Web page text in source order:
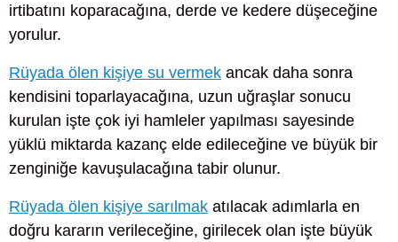
irtibatını koparacağına, derde ve kedere düşeceğine
yorulur.
Rüyada ölen kişiye su vermek ancak daha sonra
kendisini toparlayacağına, uzun uğraşlar sonucu
kurulan işte çok iyi hamleler yapılması sayesinde
yüklü miktarda kazanç elde edileceğine ve büyük bir
zenginiğe kavuşulacağına tabir olunur.
Rüyada ölen kişiye sarılmak atılacak adımlarla en
doğru kararın verileceğine, girilecek olan işte büyük